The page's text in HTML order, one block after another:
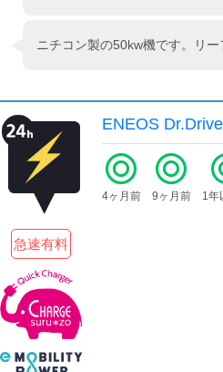
ENEOS
急速有料
4ヶ月前 9ヶ月前 1年